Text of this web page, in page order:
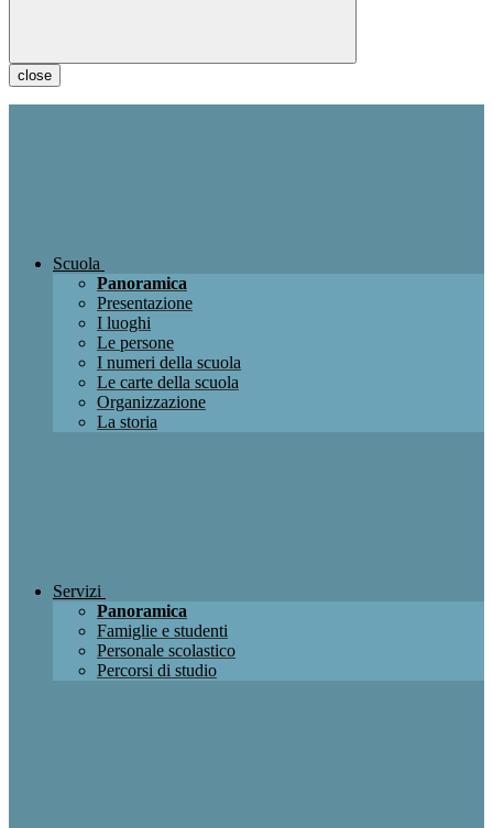
close
Scuola
Panoramica
Presentazione
I luoghi
Le persone
I numeri della scuola
Le carte della scuola
Organizzazione
La storia
Servizi
Panoramica
Famiglie e studenti
Personale scolastico
Percorsi di studio